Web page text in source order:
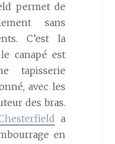
permet de
sans
C’est la
canapé est
tapisserie
avec les
des bras.
a
en